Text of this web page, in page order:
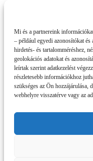
Mi és a partnereink
– például egyedi azonosítókat
hirdetés- és tartalomméréshez,
geolokációs adatokat és
leírtak szerint adatkezelést
részletesebb információkhoz
szükséges az Ön hozzájárulása,
webhelyre visszatérve vagy az